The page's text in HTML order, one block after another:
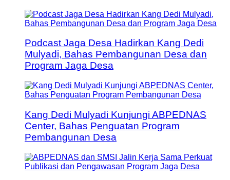
Podcast Jaga Desa Hadirkan Kang Dedi
Mulyadi, Bahas Pembangunan Desa dan
Program Jaga Desa
Kang Dedi Mulyadi Kunjungi ABPEDNAS
Center, Bahas Penguatan Program
Pembangunan Desa